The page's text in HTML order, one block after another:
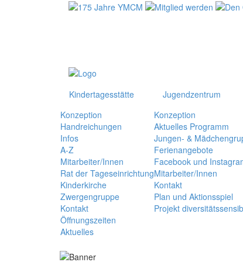
Kindertagesstätte
Konzeption
Handreichungen
Infos
A-Z
Mitarbeiter/Innen
Rat der Tageseinrichtung
Kinderkirche
Zwergengruppe
Kontakt
Öffnungszeiten
Aktuelles
Jugendzentrum
Konzeption
Aktuelles Programm
Jungen- &
Ferienangebote
Facebook und
Mitarbeiter/Innen
Kontakt
Plan und Aktionsspiel
Projekt